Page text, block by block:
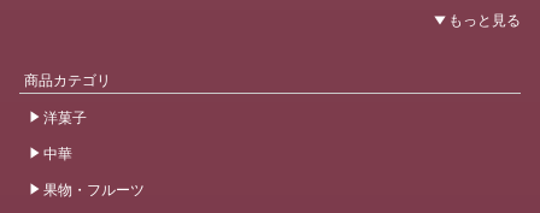
商品カテゴリ
洋菓子
中華
果物・フルーツ